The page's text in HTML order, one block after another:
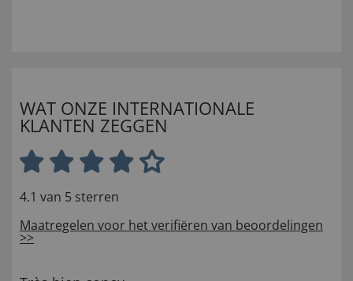
WAT ONZE INTERNATIONALE
KLANTEN ZEGGEN
4.1 van 5 sterren
Maatregelen voor het verifiëren van beoordelingen
>>